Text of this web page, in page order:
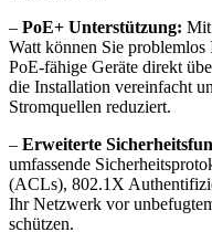
– PoE+ Unterstützung: Mit
Watt können Sie
PoE-fähige Geräte direkt
die Installation vereinfacht
Stromquellen reduziert.
– Erweiterte
umfassende
(ACLs), 802.1X
Ihr Netzwerk vor
schützen.